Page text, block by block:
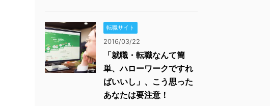
転職サイト
2016/03/22
「就職・転職なんて簡
単、ハローワークですれ
ばいいし」、こう思った
あなたは要注意！